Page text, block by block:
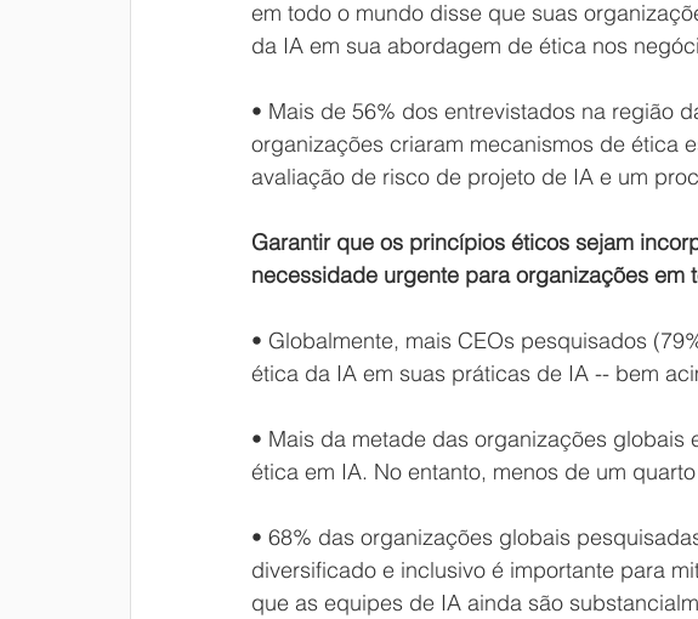
em todo o mundo disse que suas
da IA ​​em sua abordagem de ética nos
• Mais de 56% dos entrevistados na região
organizações criaram mecanismos de ética
avaliação de risco de projeto de IA e um
Garantir que os princípios éticos sejam
necessidade urgente para organizações em
• Globalmente, mais CEOs pesquisados
ética da IA ​​em suas práticas de IA -- bem
• Mais da metade das organizações
ética em IA. No entanto, menos de um
• 68% das organizações globais
diversificado e inclusivo é importante para
que as equipes de IA ainda são